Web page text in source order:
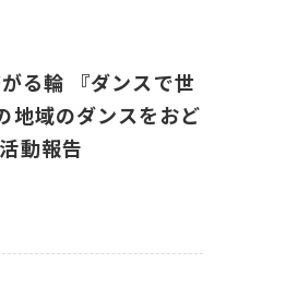
る輪 『ダンスで世
地域のダンスをおど
動報告